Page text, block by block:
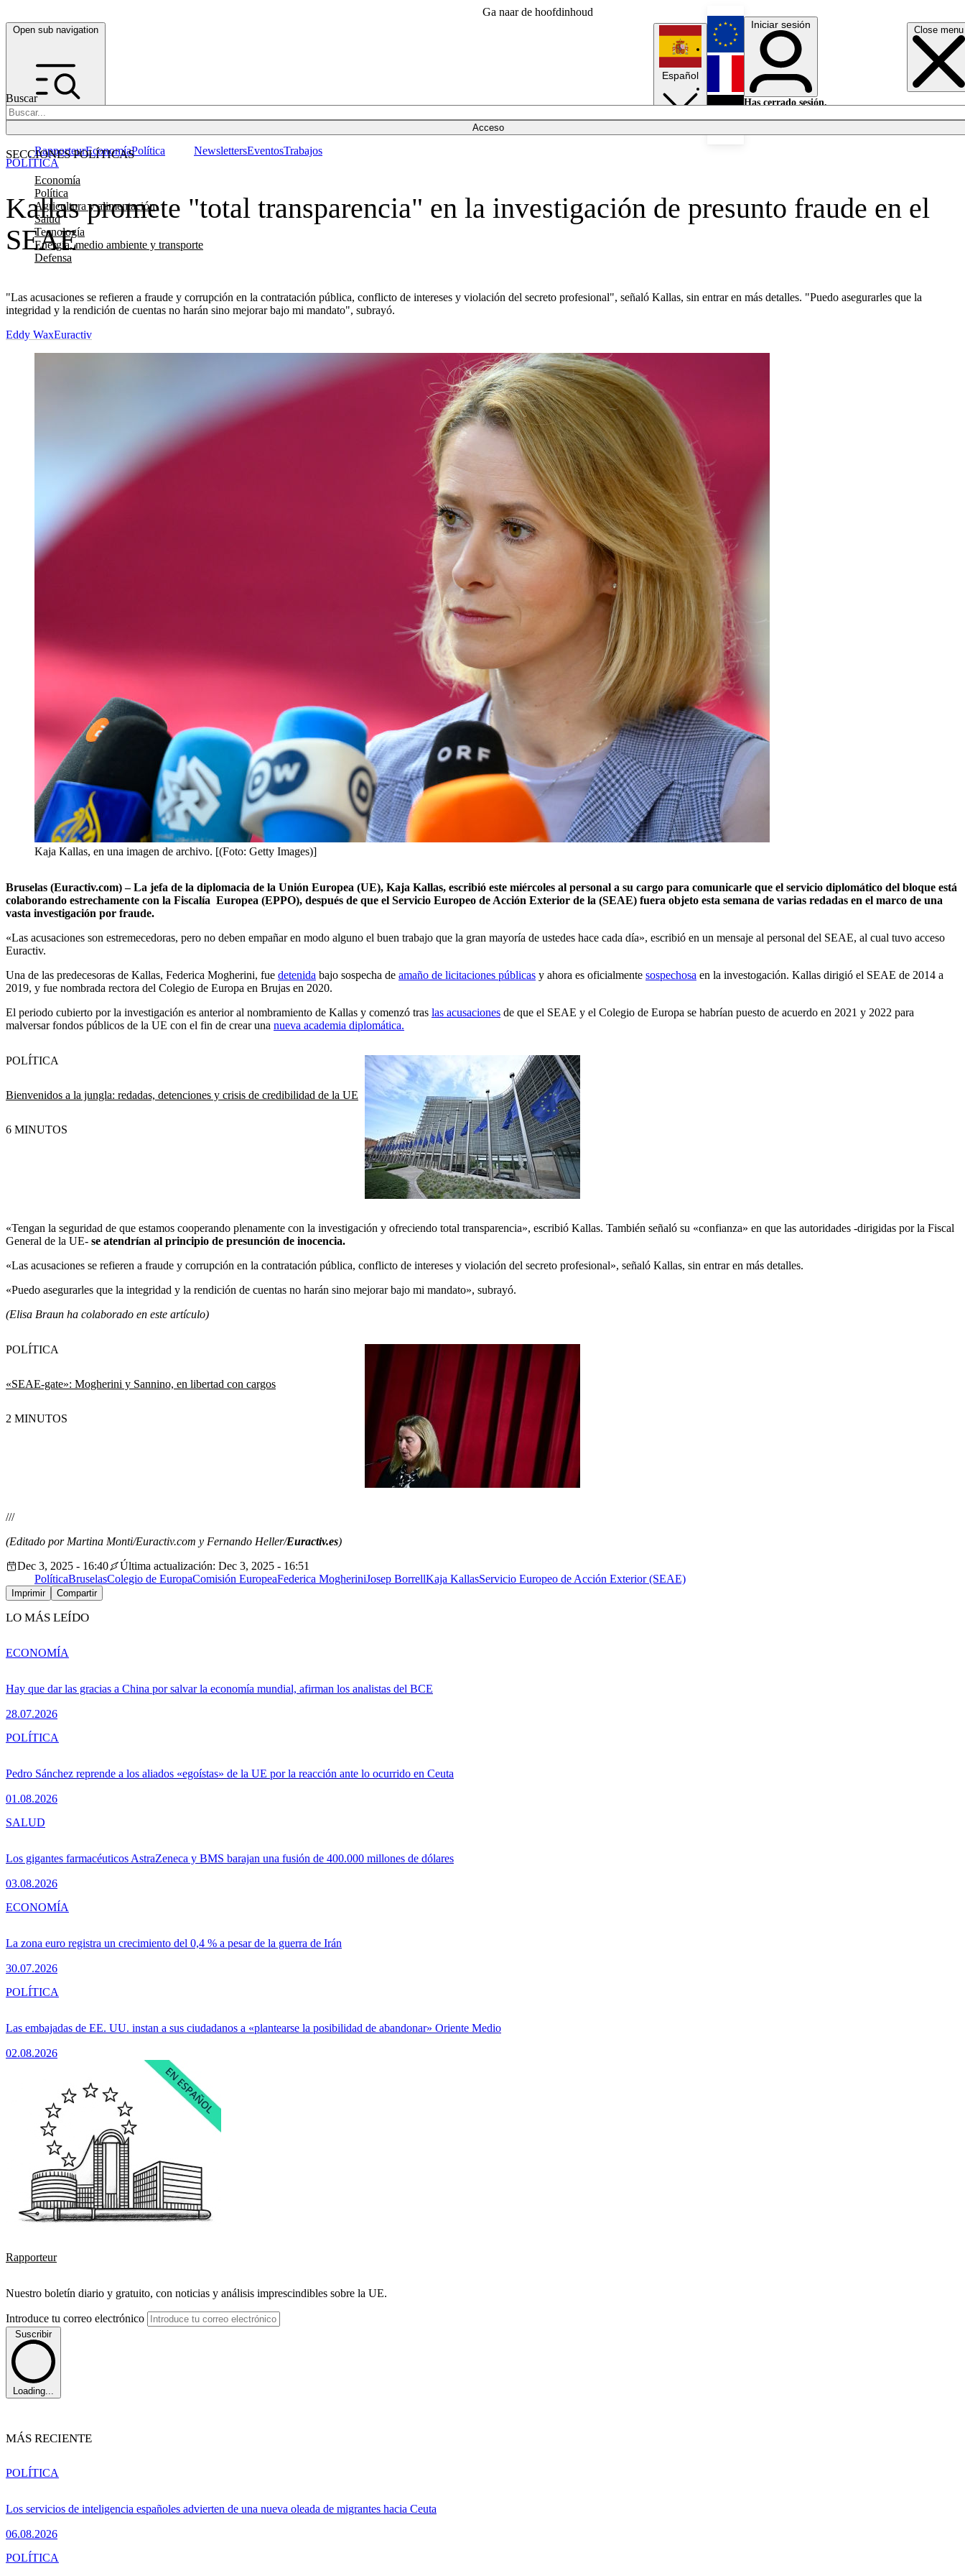
Ga naar de hoofdinhoud
Open sub navigation Close menu
Buscar
Acceso
SECCIONES POLÍTICAS
Economía
Política
Agricultura y alimentación
Salud
Tecnología
Energía, medio ambiente y transporte
Defensa
RapporteurEconomíaPolítica NewslettersEventosTrabajos
Español
English
Français
Iniciar sesión
Has cerrado sesión.
Kallas promete "total transparencia" en la investigación de presunto fraude en el
SEAE
"Las acusaciones se refieren a fraude y corrupción en la contratación pública, conflicto de intereses y violación del secreto profesional", señaló Kallas, sin entrar en más detalles. "Puedo asegurarles que la
integridad y la rendición de cuentas no harán sino mejorar bajo mi mandato", subrayó.
POLÍTICA
Eddy WaxEuractiv
Kaja Kallas, en una imagen de archivo. [(Foto: Getty Images)]
Bruselas (Euractiv.com) – La jefa de la diplomacia de la Unión Europea (UE), Kaja Kallas, escribió este miércoles al personal a su cargo para comunicarle que el servicio diplomático del bloque está
colaborando estrechamente con la Fiscalía Europea (EPPO), después de que el Servicio Europeo de Acción Exterior de la (SEAE) fuera objeto esta semana de varias redadas en el marco de una
vasta investigación por fraude.
«Las acusaciones son estremecedoras, pero no deben empañar en modo alguno el buen trabajo que la gran mayoría de ustedes hace cada día», escribió en un mensaje al personal del SEAE, al cual tuvo acceso
Euractiv.
Una de las predecesoras de Kallas, Federica Mogherini, fue detenida bajo sospecha de amaño de licitaciones públicas y ahora es oficialmente sospechosa en la investogación. Kallas dirigió el SEAE de 2014 a
2019, y fue nombrada rectora del Colegio de Europa en Brujas en 2020.
El periodo cubierto por la investigación es anterior al nombramiento de Kallas y comenzó tras las acusaciones de que el SEAE y el Colegio de Europa se habrían puesto de acuerdo en 2021 y 2022 para
malversar fondos públicos de la UE con el fin de crear una nueva academia diplomática.
Bienvenidos a la jungla: redadas, detenciones y crisis de credibilidad de la UE
POLÍTICA
6 MINUTOS
«Tengan la seguridad de que estamos cooperando plenamente con la investigación y ofreciendo total transparencia», escribió Kallas. También señaló su «confianza» en que las autoridades -dirigidas por la Fiscal
General de la UE- se atendrían al principio de presunción de inocencia.
«Las acusaciones se refieren a fraude y corrupción en la contratación pública, conflicto de intereses y violación del secreto profesional», señaló Kallas, sin entrar en más detalles.
«Puedo asegurarles que la integridad y la rendición de cuentas no harán sino mejorar bajo mi mandato», subrayó.
(Elisa Braun ha colaborado en este artículo)
«SEAE-gate»: Mogherini y Sannino, en libertad con cargos
POLÍTICA
2 MINUTOS
///
(Editado por Martina Monti/Euractiv.com y Fernando Heller/Euractiv.es)
Dec 3, 2025 - 16:40
Última actualización: Dec 3, 2025 - 16:51
PolíticaBruselasColegio de EuropaComisión EuropeaFederica MogheriniJosep BorrellKaja KallasServicio Europeo de Acción Exterior (SEAE)
Imprimir Compartir
LO MÁS LEÍDO
Hay que dar las gracias a China por salvar la economía mundial, afirman los analistas del BCE
28.07.2026
ECONOMÍA
Pedro Sánchez reprende a los aliados «egoístas» de la UE por la reacción ante lo ocurrido en Ceuta
01.08.2026
POLÍTICA
Los gigantes farmacéuticos AstraZeneca y BMS barajan una fusión de 400.000 millones de dólares
03.08.2026
SALUD
La zona euro registra un crecimiento del 0,4 % a pesar de la guerra de Irán
30.07.2026
ECONOMÍA
Las embajadas de EE. UU. instan a sus ciudadanos a «plantearse la posibilidad de abandonar» Oriente Medio
02.08.2026
POLÍTICA
Rapporteur
Nuestro boletín diario y gratuito, con noticias y análisis imprescindibles sobre la UE.
Introduce tu correo electrónico
Suscribir
Loading...
MÁS RECIENTE
Los servicios de inteligencia españoles advierten de una nueva oleada de migrantes hacia Ceuta
06.08.2026
POLÍTICA
POLÍTICA